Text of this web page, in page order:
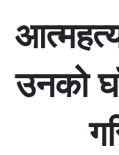
उनको